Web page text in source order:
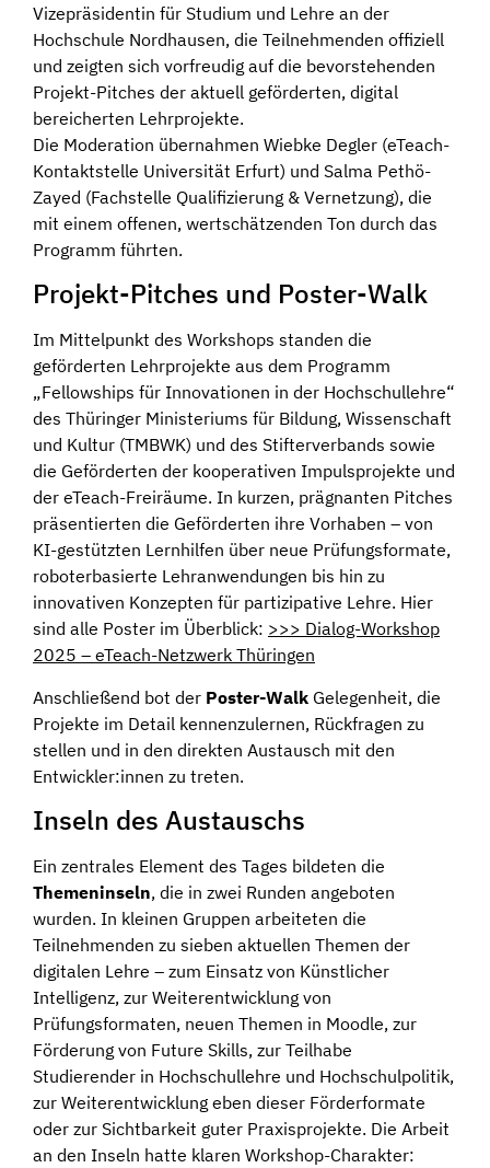
Vizepräsidentin für Studium und Lehre an der
Hochschule Nordhausen, die Teilnehmenden offiziell
und zeigten sich vorfreudig auf die bevorstehenden
Projekt-Pitches der aktuell geförderten, digital
bereicherten Lehrprojekte.
Die Moderation übernahmen Wiebke Degler (eTeach-
Kontaktstelle Universität Erfurt) und Salma Pethö-
Zayed (Fachstelle Qualifizierung & Vernetzung), die
mit einem offenen, wertschätzenden Ton durch das
Programm führten.
Projekt-Pitches und Poster-Walk
Im Mittelpunkt des Workshops standen die
geförderten Lehrprojekte aus dem Programm
„Fellowships für Innovationen in der Hochschullehre“
des Thüringer Ministeriums für Bildung, Wissenschaft
und Kultur (TMBWK) und des Stifterverbands sowie
die Geförderten der kooperativen Impulsprojekte und
der eTeach-Freiräume. In kurzen, prägnanten Pitches
präsentierten die Geförderten ihre Vorhaben – von
KI-gestützten Lernhilfen über neue Prüfungsformate,
roboterbasierte Lehranwendungen bis hin zu
innovativen Konzepten für partizipative Lehre. Hier
sind alle Poster im Überblick: >>> Dialog-Workshop
2025 – eTeach-Netzwerk Thüringen
Anschließend bot der Poster-Walk Gelegenheit, die
Projekte im Detail kennenzulernen, Rückfragen zu
stellen und in den direkten Austausch mit den
Entwickler:innen zu treten.
Inseln des Austauschs
Ein zentrales Element des Tages bildeten die
Themeninseln, die in zwei Runden angeboten
wurden. In kleinen Gruppen arbeiteten die
Teilnehmenden zu sieben aktuellen Themen der
digitalen Lehre – zum Einsatz von Künstlicher
Intelligenz, zur Weiterentwicklung von
Prüfungsformaten, neuen Themen in Moodle, zur
Förderung von Future Skills, zur Teilhabe
Studierender in Hochschullehre und Hochschulpolitik,
zur Weiterentwicklung eben dieser Förderformate
oder zur Sichtbarkeit guter Praxisprojekte. Die Arbeit
an den Inseln hatte klaren Workshop-Charakter: